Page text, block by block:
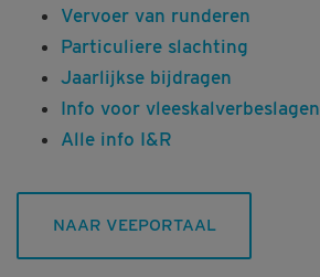
Vervoer van runderen
Particuliere slachting
Jaarlijkse bijdragen
Info voor vleeskalverbeslagen
Alle info I&R
NAAR VEEPORTAAL